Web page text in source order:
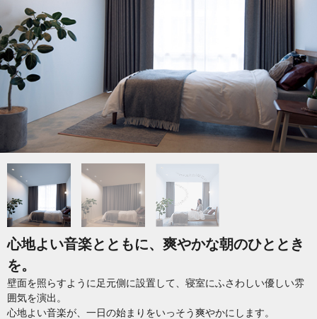
心地よい音楽とともに、爽やかな朝のひととき
を。
壁面を照らすように足元側に設置して、寝室にふさわしい優しい雰
囲気を演出。
心地よい音楽が、一日の始まりをいっそう爽やかにします。